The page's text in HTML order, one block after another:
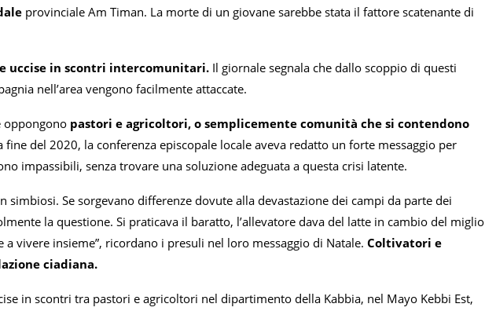
provinciale Am Timan. La morte di un giovane sarebbe stata il fattore scatenante di
uccise in scontri intercomunitari. Il giornale segnala che dallo scoppio di questi
nell’area vengono facilmente attaccate.
oppongono pastori e agricoltori, o semplicemente comunità che si contendono
fine del 2020, la conferenza episcopale locale aveva redatto un forte messaggio per
impassibili, senza trovare una soluzione adeguata a questa crisi latente.
simbiosi. Se sorgevano differenze dovute alla devastazione dei campi da parte dei
la questione. Si praticava il baratto, l’allevatore dava del latte in cambio del miglio
vivere insieme”, ricordano i presuli nel loro messaggio di Natale. Coltivatori e
ciadiana.
in scontri tra pastori e agricoltori nel dipartimento della Kabbia, nel Mayo Kebbi Est,